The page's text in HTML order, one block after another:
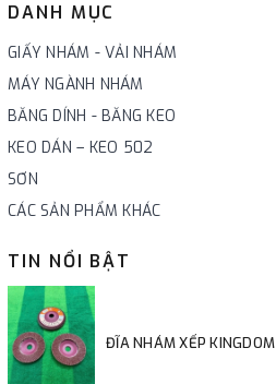
DANH MỤC
GIẤY NHÁM - VẢI NHÁM
MÁY NGÀNH NHÁM
BĂNG DÍNH - BĂNG KEO
KEO DÁN – KEO 502
SƠN
CÁC SẢN PHẨM KHÁC
TIN NỔI BẬT
ĐĨA NHÁM XẾP KINGDOM